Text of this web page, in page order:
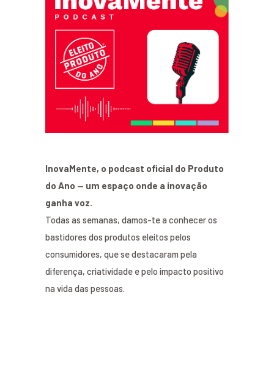
InovaMente, o podcast oficial do Produto
do Ano — um espaço onde a inovação
ganha voz.
Todas as semanas, damos-te a conhecer os
bastidores dos produtos eleitos pelos
consumidores, que se destacaram pela
diferença, criatividade e pelo impacto positivo
na vida das pessoas.